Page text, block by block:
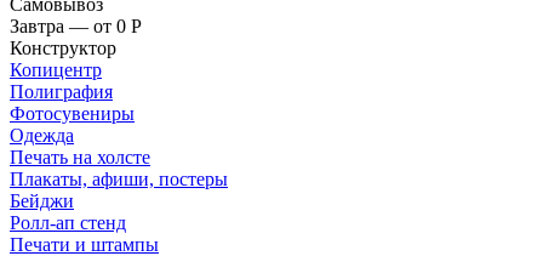
Завтра — от 0 Р
Конструктор
Копицентр
Полиграфия
Фотосувениры
Одежда
Печать на холсте
Плакаты, афиши, постеры
Бейджи
Ролл-ап стенд
Печати и штампы